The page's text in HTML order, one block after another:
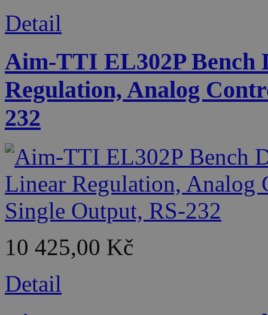
Detail
Aim-TTI EL302P Bench
Regulation, Analog
232
10 425,00 Kč
Detail